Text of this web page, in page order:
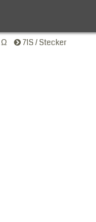
Ω 71S / Stecker